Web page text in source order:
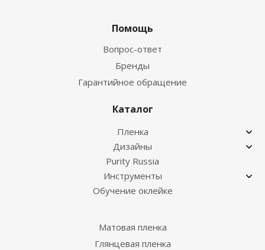
Помощь
Вопрос-ответ
Бренды
Гарантийное обращение
Каталог
Пленка
Дизайны
Purity Russia
Инструменты
Обучение оклейке
Матовая пленка
Глянцевая пленка